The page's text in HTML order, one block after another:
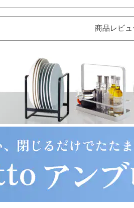
商品レビ